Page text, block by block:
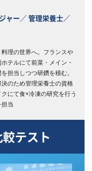
ャー／ 管理栄養士／
理の世界へ。フランスや
テルにて前菜・メイン・
担当しつつ研鑽を積む。
のため管理栄養士の資格
にて食×冷凍の研究を行う
当
テスト